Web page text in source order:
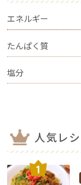
エネルギー
たんぱく質
塩分
人気レ